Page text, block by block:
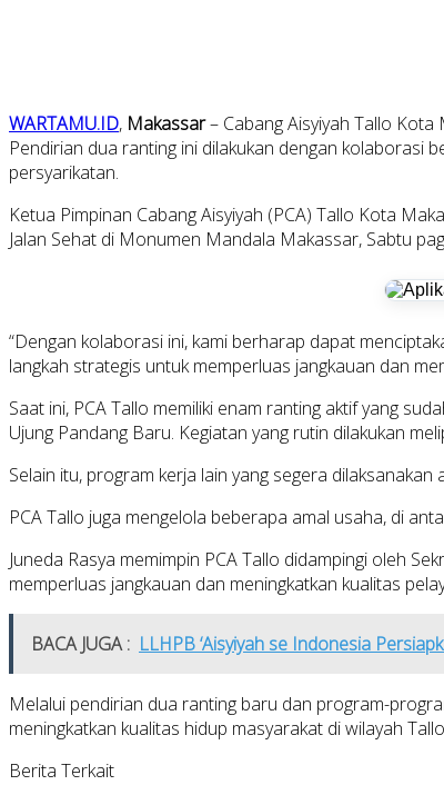
WARTAMU.ID, Makassar– Cabang Aisyiyah Tallo Kota
Pendirian dua ranting ini dilakukan dengan kolaborasi
persyarikatan.
Ketua Pimpinan Cabang Aisyiyah (PCA) Tallo Kota
Jalan Sehat di Monumen Mandala Makassar, Sabtu
“Dengan kolaborasi ini, kami berharap dapat
langkah strategis untuk memperluas jangkauan dan
Saat ini, PCA Tallo memiliki enam ranting aktif yang
Ujung Pandang Baru. Kegiatan yang rutin dilakukan
Selain itu, program kerja lain yang segera
PCA Tallo juga mengelola beberapa amal usaha, di
Juneda Rasya memimpin PCA Tallo didampingi oleh
memperluas jangkauan dan meningkatkan kualitas
BACA JUGA : LLHPB ‘Aisyiyah se Indonesia
Melalui pendirian dua ranting baru dan program-
meningkatkan kualitas hidup masyarakat di wilayah
Berita Terkait